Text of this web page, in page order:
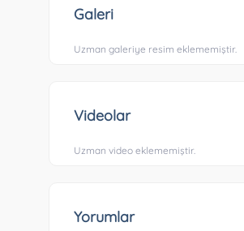
Galeri
Uzman galeriye resim eklememiştir.
Videolar
Uzman video eklememiştir.
Yorumlar